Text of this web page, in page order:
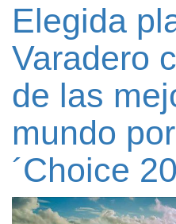
Elegida
Varadero
de las
mundo
´Choice